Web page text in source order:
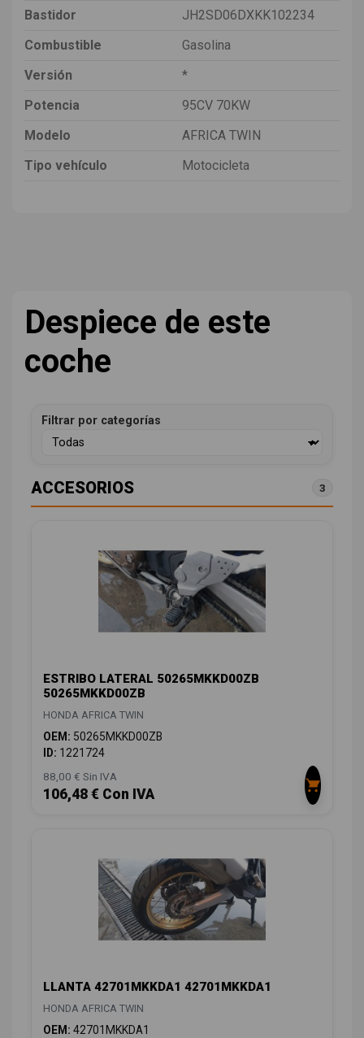
Bastidor
JH2SD06DXKK102234
Combustible
Gasolina
Versión
*
Potencia
95CV 70KW
Modelo
AFRICA TWIN
Tipo vehículo
Motocicleta
Despiece de este
coche
Filtrar por categorías
ACCESORIOS 3
ESTRIBO LATERAL 50265MKKD00ZB
50265MKKD00ZB
HONDA AFRICA TWIN
OEM: 50265MKKD00ZB
ID: 1221724
88,00 € Sin IVA
106,48 € Con IVA
LLANTA 42701MKKDA1 42701MKKDA1
HONDA AFRICA TWIN
OEM: 42701MKKDA1